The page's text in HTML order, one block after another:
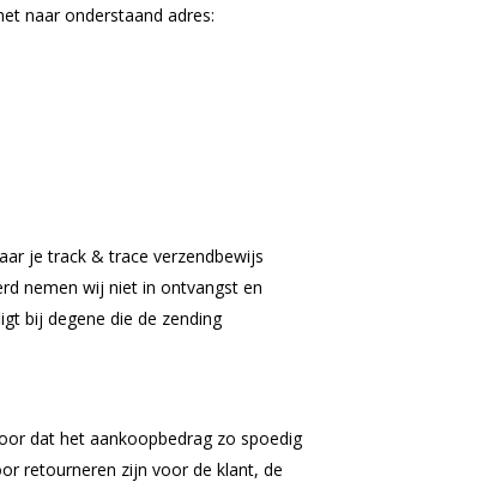
naar onderstaand adres:
je track & trace verzendbewijs
nemen wij niet in ontvangst en
bij degene die de zending
dat het aankoopbedrag zo spoedig
retourneren zijn voor de klant, de